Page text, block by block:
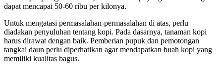
dapat mencapai 50-60 ribu per kilonya.
Untuk mengatasi permasalahan-permasalahan di atas, perlu
diadakan penyuluhan tentang kopi. Pada dasarnya, tanaman kopi
harus dirawat dengan baik. Pemberian pupuk dan pemotongan
tangkai daun perlu diperhatikan agar mendapatkan buah kopi yang
memiliki kualitas bagus.